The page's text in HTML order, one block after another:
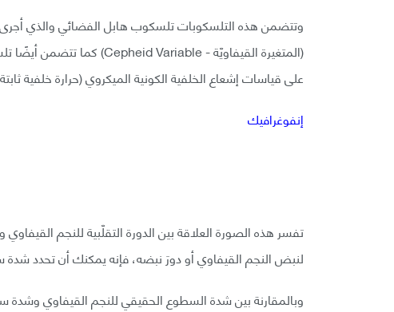
وتتضمن هذه التلسكوبات تلسكوب هابل الفضائي والذي
على قياسات إشعاع الخلفية الكونية الميكروي (حرارة خلفية
إنفوغرافيك
تفسر هذه الصورة العلاقة بين الدورة التقلّبية للنجم
لنبض النجم القيفاوي أو دورَ نبضه، فإنه يمكنك أن تحدد
وبالمقارنة بين شدة السطوع الحقيقي للنجم القيفاوي